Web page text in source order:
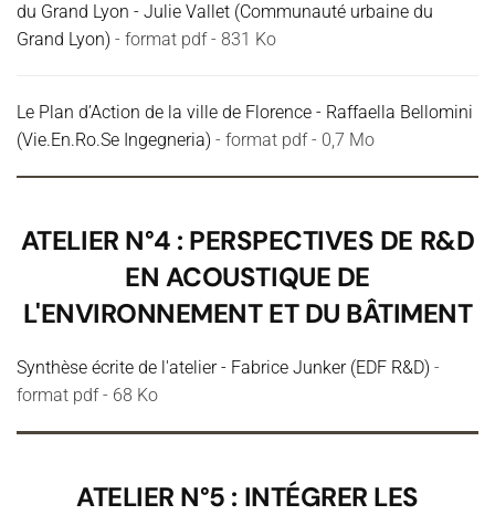
du Grand Lyon - Julie Vallet (Communauté urbaine du
Grand Lyon) - format pdf - 831 Ko
Le Plan d’Action de la ville de Florence - Raffaella Bellomini
(Vie.En.Ro.Se Ingegneria) - format pdf - 0,7 Mo
ATELIER N°4 : PERSPECTIVES DE R&D
EN ACOUSTIQUE DE
L'ENVIRONNEMENT ET DU BÂTIMENT
Synthèse écrite de l'atelier - Fabrice Junker (EDF R&D) -
format pdf - 68 Ko
ATELIER N°5 : INTÉGRER LES